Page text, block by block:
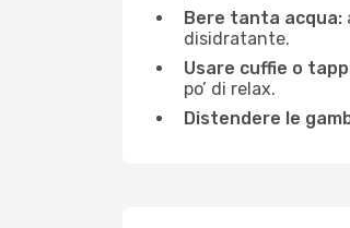
Bere tanta acqua:
disidratante.
Usare cuffie o
po’ di relax.
Distendere le